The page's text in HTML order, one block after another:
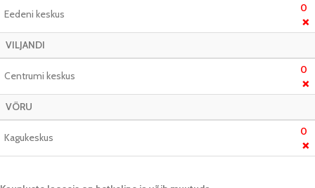
Eedeni keskus 0
❌
VILJANDI
Centrumi keskus 0
❌
VÕRU
Kagukeskus 0
❌